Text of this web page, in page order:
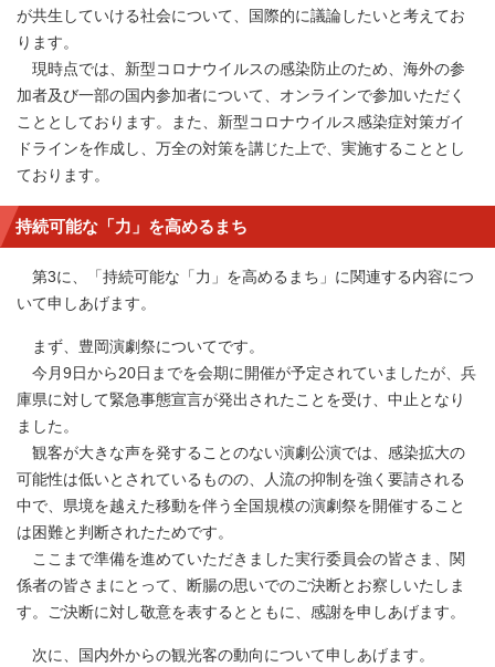
が共生していける社会について、国際的に議論したいと考えてお
ります。
現時点では、新型コロナウイルスの感染防止のため、海外の参
加者及び一部の国内参加者について、オンラインで参加いただく
こととしております。また、新型コロナウイルス感染症対策ガイ
ドラインを作成し、万全の対策を講じた上で、実施することとし
ております。
持続可能な「力」を高めるまち
第3に、「持続可能な「力」を高めるまち」に関連する内容につ
いて申しあげます。
まず、豊岡演劇祭についてです。
今月9日から20日までを会期に開催が予定されていましたが、兵
庫県に対して緊急事態宣言が発出されたことを受け、中止となり
ました。
観客が大きな声を発することのない演劇公演では、感染拡大の
可能性は低いとされているものの、人流の抑制を強く要請される
中で、県境を越えた移動を伴う全国規模の演劇祭を開催すること
は困難と判断されたためです。
ここまで準備を進めていただきました実行委員会の皆さま、関
係者の皆さまにとって、断腸の思いでのご決断とお察しいたしま
す。ご決断に対し敬意を表するとともに、感謝を申しあげます。
次に、国内外からの観光客の動向について申しあげます。